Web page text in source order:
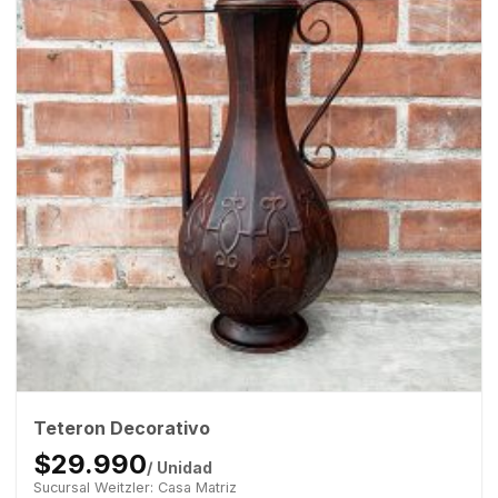
Teteron Decorativo
$29.990/ Unidad
Sucursal Weitzler: Casa Matriz